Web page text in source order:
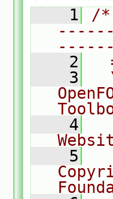
    1
/
    2
    3
    4
    5